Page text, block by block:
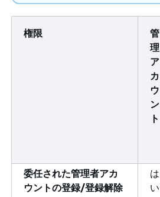
権限
管
理
ア
カ
ウ
ン
ト
委任された管理者アカ
ウントの登録/登録解除
は
い